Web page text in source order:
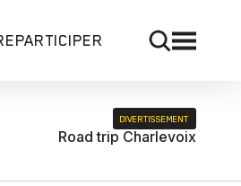
PARTICIPER
DIVERTISSEMENT
Road trip Charlevoix